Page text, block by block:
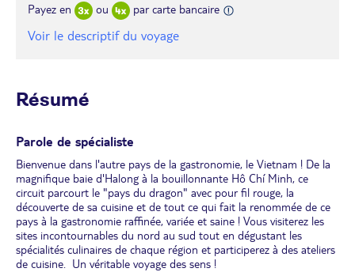
Payez en
ou par carte bancaire
Voir le descriptif du voyage
Résumé
Parole de spécialiste
Bienvenue dans l'autre pays de la gastronomie, le Vietnam ! De la
magnifique baie d'Halong à la bouillonnante Hô Chí Minh, ce
circuit parcourt le "pays du dragon" avec pour fil rouge, la
découverte de sa cuisine et de tout ce qui fait la renommée de ce
pays à la gastronomie raffinée, variée et saine ! Vous visiterez les
sites incontournables du nord au sud tout en dégustant les
spécialités culinaires de chaque région et participerez à des ateliers
de cuisine. Un véritable voyage des sens !